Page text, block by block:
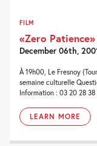
FILM
«Zero
December 06th,
À 19h00, Le Fresnoy
semaine culturelle
Information : 03 20 28
LEARN MORE